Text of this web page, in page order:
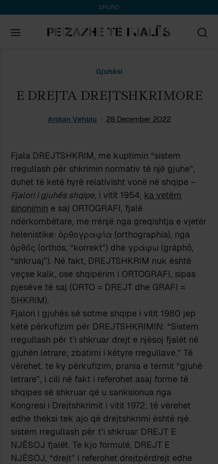
DHURO
Gjuhësi
E DREJTA DREJTSHKRIMORE
Ardian Vehbiu 28 December 2022
Fjala DREJTSHKRIM, me kuptimin “sistem
rregullash për shkrimin normativ të një gjuhe”,
duhet të ketë hyrë relativisht vonë në shqipe –
Fjalori i gjuhës shqipe, i vitit 1954, ka vetëm
sinonimin e saj ORTOGRAFI, fjalë
ndërkombëtare, me rrënjë nga greqishtja e vjetër
helenistike: ὀρθογραφία (orthographía), nga
ὀρθός (orthós, “korrekt”) dhe γράφω (gráphō,
“shkruaj”). Në fakt, DREJTSHKRIM nuk është
veçse kalk, ose shqipërim i ORTOGRAFI, sipas
pjesëve të saj (ORTO = DREJT dhe GRAFI =
SHKRIM).
Fjalori i gjuhës së sotme shqipe i vitit 1980 jep
këtë përkufizim për DREJTSHKRIMIN: “Sistem
rregullash për t’i shkruar drejt e njësoj fjalët në
gjuhën letrare; zbatimi i këtyre rregullave.” Të
vërehet, te ky përkufizim, prania e termit “gjuhë
letrare”, i cili në fakt i referohet asaj forme të
shqipes së shkruar që u sanksionua nga
Kongresi i Drejtshkrimit i vitit 1972; të vërehet
edhe theksi tek ajo që drejtshkrimi është një
sistem rregullash për t’i shkruar DREJT E
NJËSOJ fjalët. Te kjo formulë, DREJT E
NJËSOJ, “drejt” i referohet drejtpërdrejt edhe